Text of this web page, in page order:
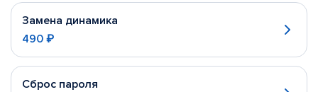
Замена динамика
490 ₽
Сброс пароля